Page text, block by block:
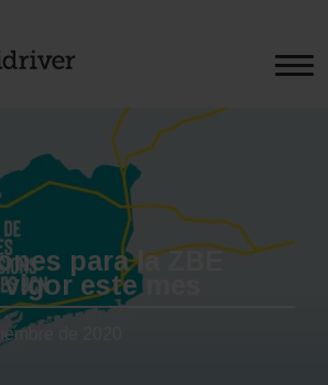
para la ZBE
este mes
de 2020